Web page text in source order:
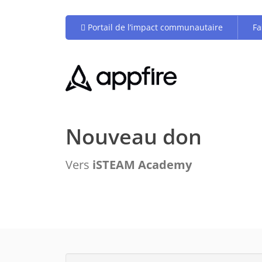
Portail de l’impact communautaire
Nouveau don
Vers iSTEAM Academy